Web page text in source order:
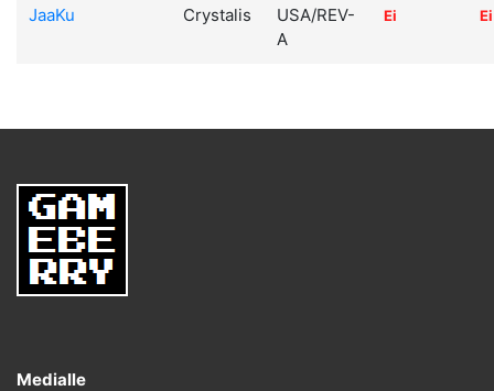
JaaKu Crystalis
USA/REV-
A
Ei Ei
Medialle